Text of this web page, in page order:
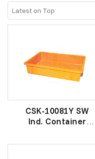
CSK-10081Y SW
Ind. Container